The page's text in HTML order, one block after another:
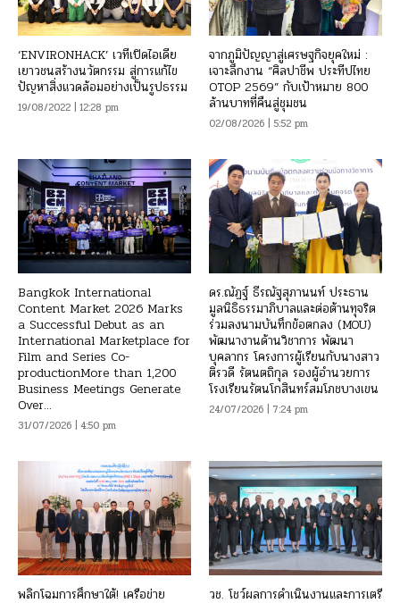
‘ENVIRONHACK’ เวทีเปิดไอเดีย
เยาวชนสร้างนวัตกรรม สู่การแก้ไข
ปัญหาสิ่งแวดล้อมอย่างเป็นรูปธรรม
19/08/2022 | 12:28 pm
จากภูมิปัญญาสู่เศรษฐกิจยุคใหม่ :
เจาะลึกงาน “ศิลปาชีพ ประทีปไทย
OTOP 2569” กับเป้าหมาย 800
ล้านบาทที่คืนสู่ชุมชน
02/08/2026 | 5:52 pm
Bangkok International
Content Market 2026 Marks
a Successful Debut as an
International Marketplace for
Film and Series Co-
productionMore than 1,200
Business Meetings Generate
Over...
31/07/2026 | 4:50 pm
ดร.ณัฏฐ์ ธีรณัฐสุภานนท์ ประธาน
มูลนิธิธรรมาภิบาลและต่อต้านทุจริต
ร่วมลงนามบันทึกข้อตกลง (MOU)
พัฒนางานด้านวิชาการ พัฒนา
บุคลากร โครงการผู้เรียนกับนางสาว
ติรวดี รัตนตถิกุล รองผู้อำนวยการ
โรงเรียนรัตนโกสินทร์สมโภชบางเขน
24/07/2026 | 7:24 pm
พลิกโฉมการศึกษาใต้! เครือข่าย
วช. โชว์ผลการดำเนินงานและการเตรี